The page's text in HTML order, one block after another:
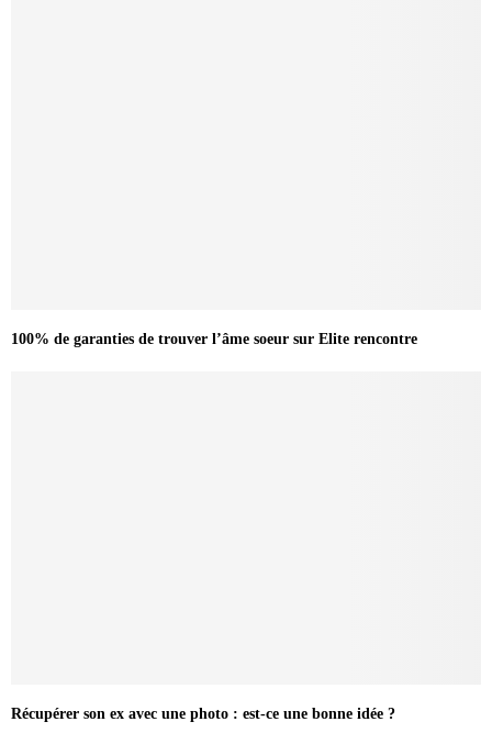
100% de garanties de trouver l’âme soeur sur Elite rencontre
Récupérer son ex avec une photo : est-ce une bonne idée ?